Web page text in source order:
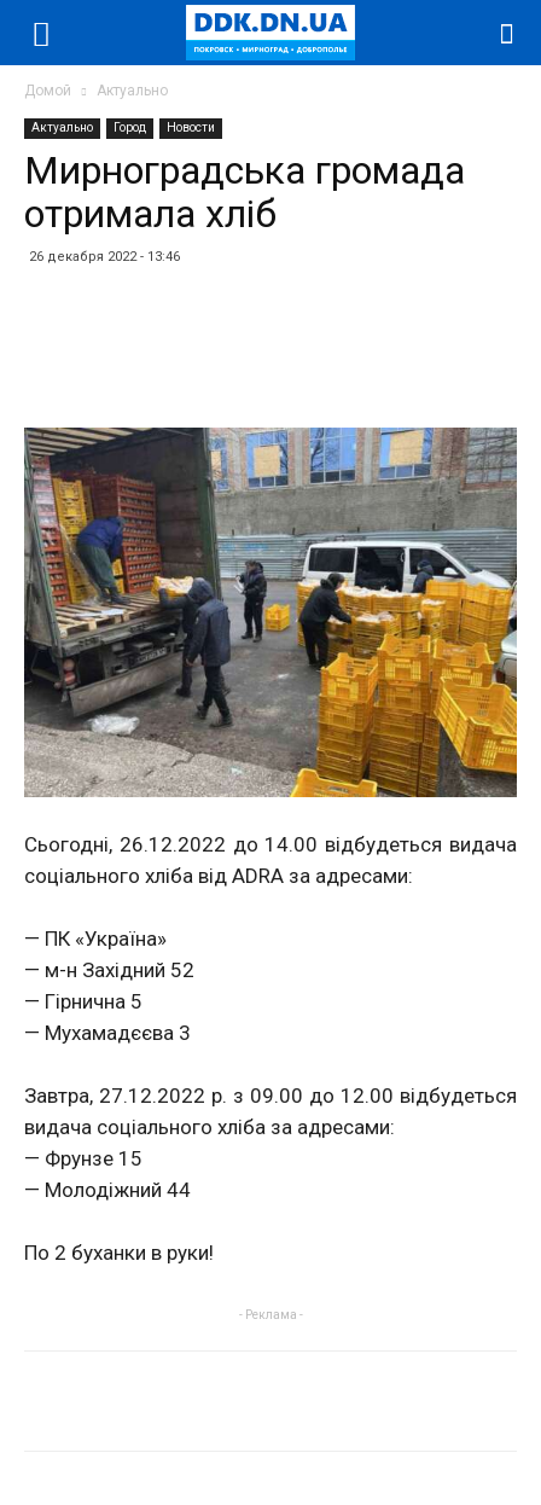
Домой Актуально
Актуально Город Новости
Мирноградська громада
отримала хліб
26 декабря 2022 - 13:46
Сьогодні, 26.12.2022 до 14.00 відбудеться видача
соціального хліба від ADRA за адресами:
— ПК «Україна»
— м-н Західний 52
— Гірнична 5
— Мухамадєєва 3
Завтра, 27.12.2022 р. з 09.00 до 12.00 відбудеться
видача соціального хліба за адресами:
— Фрунзе 15
— Молодіжний 44
По 2 буханки в руки!
- Реклама -